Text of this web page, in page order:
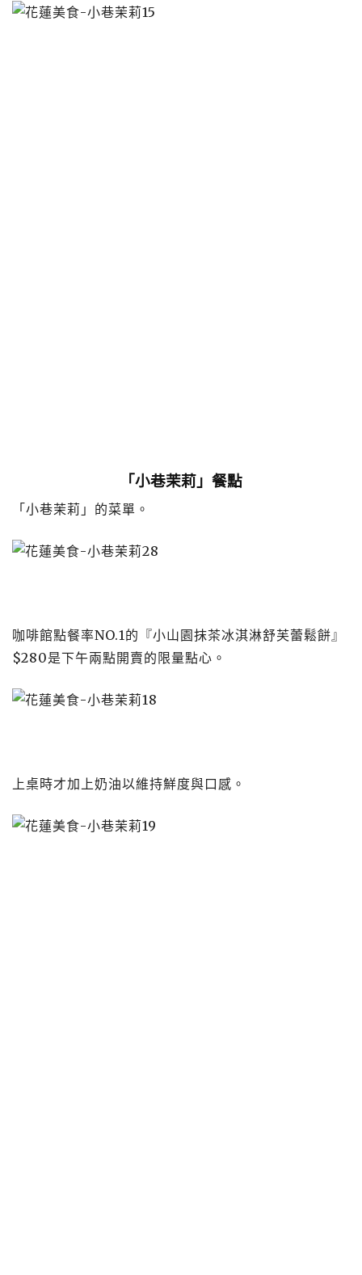
「小巷茉莉」餐點
「小巷茉莉」的菜單。
咖啡館點餐率NO.1的『小山園抹茶冰淇淋舒芙蕾鬆餅』
$280是下午兩點開賣的限量點心。
上桌時才加上奶油以維持鮮度與口感。